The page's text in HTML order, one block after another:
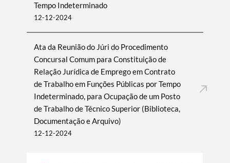
Tempo Indeterminado
12-12-2024
Ata da Reunião do Júri do Procedimento
Concursal Comum para Constituição de
Relação Jurídica de Emprego em Contrato
de Trabalho em Funções Públicas por Tempo
Indeterminado, para Ocupação de um Posto
de Trabalho de Técnico Superior (Biblioteca,
Documentação e Arquivo)
12-12-2024